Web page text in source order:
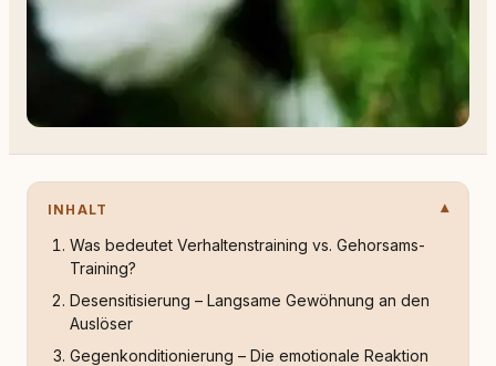
INHALT
Was bedeutet Verhaltenstraining vs. Gehorsams-
Training?
Desensitisierung – Langsame Gewöhnung an den
Auslöser
Gegenkonditionierung – Die emotionale Reaktion